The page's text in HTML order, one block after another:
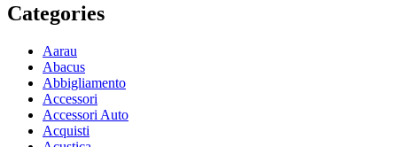
Categories
Aarau
Abacus
Abbigliamento
Accessori
Accessori Auto
Acquisti